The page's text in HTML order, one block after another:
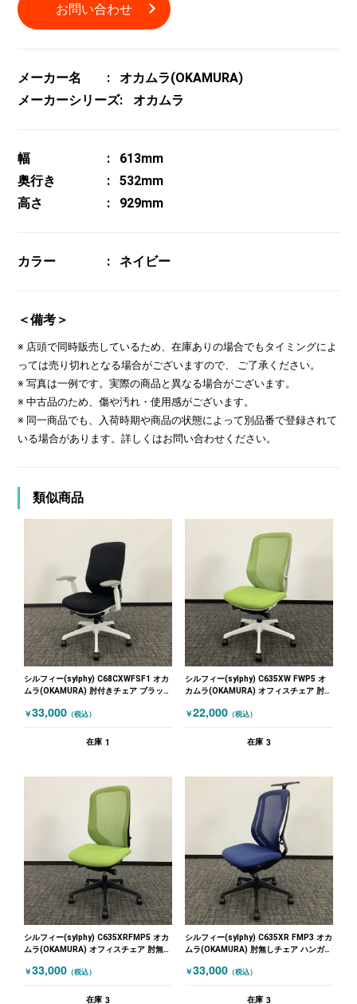
お問い合わせ
メーカー名
オカムラ(OKAMURA)
メーカーシリーズ
オカムラ
幅
613mm
奥行き
532mm
高さ
929mm
カラー ネイビー
＜備考＞
※ 店頭で同時販売しているため、在庫ありの場合でもタイミングによ
っては売り切れとなる場合がございますので、 ご了承ください。
※ 写真は一例です。実際の商品と異なる場合がございます。
※ 中古品のため、傷や汚れ・使用感がございます。
※ 同一商品でも、入荷時期や商品の状態によって別品番で登録されて
いる場合があります。詳しくはお問い合わせください。
類似商品
シルフィー(sylphy) C68CXWFSF1 オカ
ムラ(OKAMURA) 肘付きチェア ブラック
￥33,000 （税込）
在庫 1
シルフィー(sylphy) C635XW FWP5 オ
カムラ(OKAMURA) オフィスチェア 肘無
￥22,000 （税込）
在庫 3
シルフィー(sylphy) C635XRFMP5 オカ
ムラ(OKAMURA) オフィスチェア 肘無し
￥33,000 （税込）
在庫 3
シルフィー(sylphy) C635XR FMP3 オカ
ムラ(OKAMURA) 肘無しチェア ハンガー
￥33,000 （税込）
在庫 3